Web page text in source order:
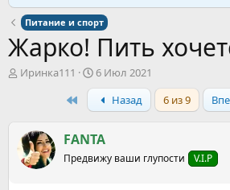
Питание и спорт
Жарко! Пить
А
т
е
Иринка111
Д
а
а
а
ч
6 Июл 2021
Назад 6 из 9
FANTA
Предвижу ваши глупости V.I.P